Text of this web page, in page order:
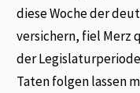
diese Woche der
versichern, fiel Merz
der
Taten folgen lassen